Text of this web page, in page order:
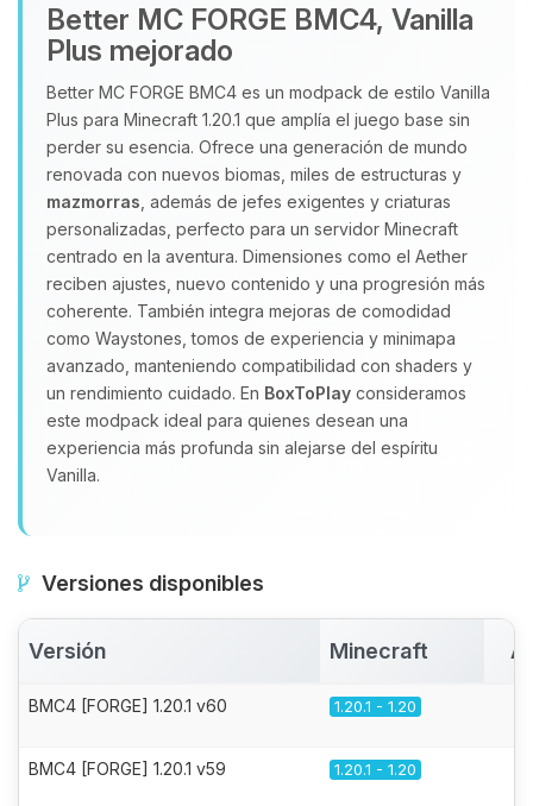
Better MC FORGE BMC4, Vanilla
Plus mejorado
Better MC FORGE BMC4 es un modpack de estilo Vanilla
Plus para Minecraft 1.20.1 que amplía el juego base sin
perder su esencia. Ofrece una generación de mundo
renovada con nuevos biomas, miles de estructuras y
mazmorras , además de jefes exigentes y criaturas
personalizadas, perfecto para un servidor Minecraft
centrado en la aventura. Dimensiones como el Aether
reciben ajustes, nuevo contenido y una progresión más
coherente. También integra mejoras de comodidad
como Waystones, tomos de experiencia y minimapa
avanzado, manteniendo compatibilidad con shaders y
un rendimiento cuidado. En BoxToPlay consideramos
este modpack ideal para quienes desean una
experiencia más profunda sin alejarse del espíritu
Vanilla.
Versiones disponibles
Versión Minecraft
BMC4 [FORGE] 1.20.1 v60 1.20.1 - 1.20
BMC4 [FORGE] 1.20.1 v59 1.20.1 - 1.20
Yupi, por fin alguien con quien
hablar! Soy Choupy, tu pequeno
asistente de BoxToPlay. Cuentame
que necesitas y moveré mis
pequenos circuitos para ayudarte.
09/08/2026 05:46